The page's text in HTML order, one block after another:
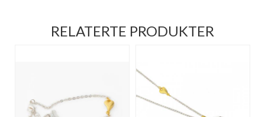
RELATERTE PRODUKTER